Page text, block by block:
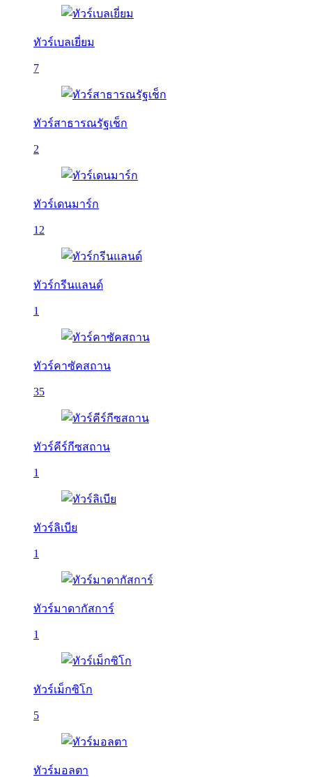
ทัวร์เบลเยี่ยม
7
ทัวร์สาธารณรัฐเช็ก
2
ทัวร์เดนมาร์ก
12
ทัวร์กรีนแลนด์
1
ทัวร์คาซัคสถาน
35
ทัวร์คีร์กีซสถาน
1
ทัวร์ลิเบีย
1
ทัวร์มาดากัสการ์
1
ทัวร์เม็กซิโก
5
ทัวร์มอลตา